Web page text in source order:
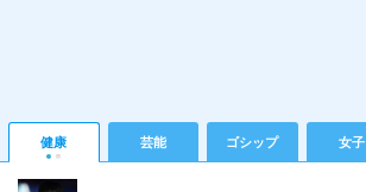
健康 芸能 ゴシップ 女子